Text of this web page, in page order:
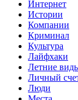
Интернет
Истории
Компании
Криминал
Культура
Лайфхаки
Летние
Личный
Люди